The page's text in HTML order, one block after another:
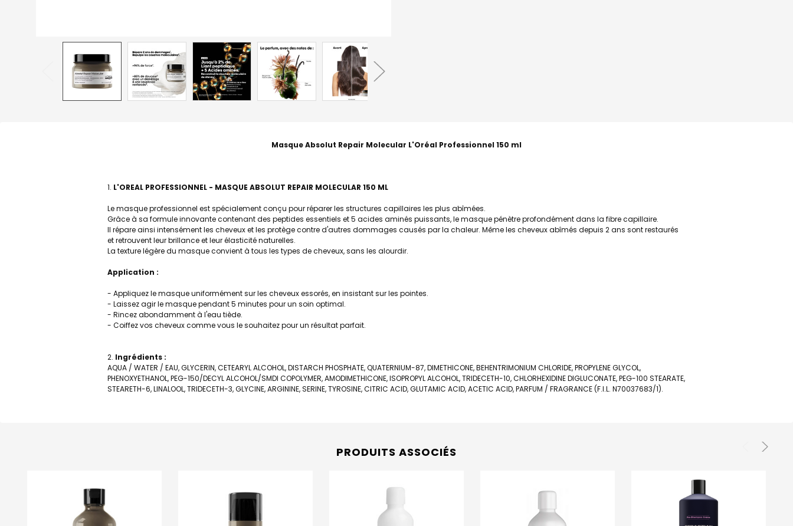
Masque Absolut Repair Molecular L'Oréal Professionnel 150 ml
L'OREAL PROFESSIONNEL - MASQUE ABSOLUT REPAIR MOLECULAR 150 ML
Le masque professionnel est spécialement conçu pour réparer les structures capillaires les plus abîmées.
Grâce à sa formule innovante contenant des peptides essentiels et 5 acides aminés puissants, le masque pénètre profondément dans la fibre capillaire.
Il répare ainsi intensément les cheveux et les protège contre d'autres dommages causés par la chaleur. Même les cheveux abîmés depuis 2 ans sont restaurés
et retrouvent leur brillance et leur élasticité naturelles.
La texture légère du masque convient à tous les types de cheveux, sans les alourdir.
Application :
- Appliquez le masque uniformément sur les cheveux essorés, en insistant sur les pointes.
- Laissez agir le masque pendant 5 minutes pour un soin optimal.
- Rincez abondamment à l'eau tiède.
- Coiffez vos cheveux comme vous le souhaitez pour un résultat parfait.
Ingrédients :
AQUA / WATER / EAU, GLYCERIN, CETEARYL ALCOHOL, DISTARCH PHOSPHATE, QUATERNIUM-87, DIMETHICONE, BEHENTRIMONIUM CHLORIDE, PROPYLENE GLYCOL,
PHENOXYETHANOL, PEG-150/DECYL ALCOHOL/SMDI COPOLYMER, AMODIMETHICONE, ISOPROPYL ALCOHOL, TRIDECETH-10, CHLORHEXIDINE DIGLUCONATE, PEG-100 STEARATE,
STEARETH-6, LINALOOL, TRIDECETH-3, GLYCINE, ARGININE, SERINE, TYROSINE, CITRIC ACID, GLUTAMIC ACID, ACETIC ACID, PARFUM / FRAGRANCE (F.I.L. N70037683/1).
PRODUITS ASSOCIÉS